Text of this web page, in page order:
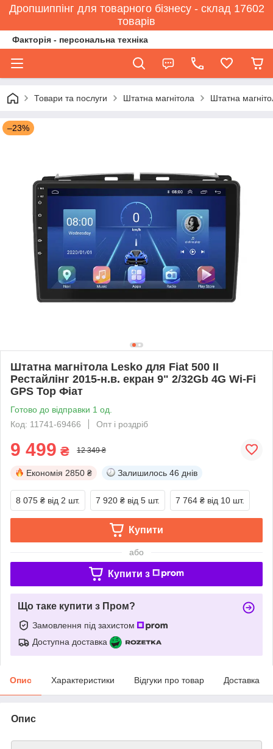
Дропшиппінг для товарного бізнесу - склад 17602
товарів
Факторія - персональна техніка
Товари та послуги Штатна магнітола Штатна
–23%
Штатна магнітола Lesko для Fiat 500 II
Рестайлінг 2015-н.в. екран 9" 2/32Gb 4G Wi-Fi
GPS Top Фіат
Готово до відправки 1 од.
Код: 11741-69466
Опт і роздріб
9 499 ₴ 12 349 ₴
Економія 2850 ₴ Залишилось 46 днів
8 075 ₴ від 2 шт. 7 920 ₴ від 5 шт. 7 764 ₴ від 10 шт.
Купити
або
Купити з
Що таке купити з Пром?
Замовлення під захистом
Доступна доставка
Опис Характеристики Відгуки про товар Доставка
Опис